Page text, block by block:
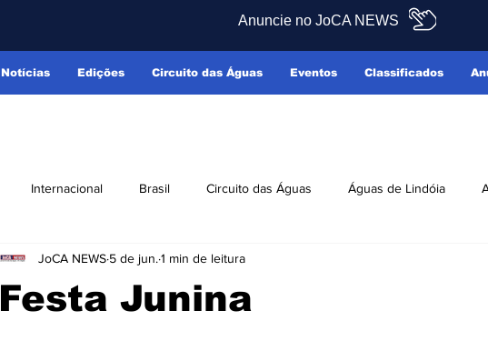
Notícias Edições Circuito das Águas Eventos Classificados
Anuncie no JoCA NEWS
Internacional Brasil Circuito das Águas Águas de Lindóia
Monte Alegre do Sul Pedreira
Festa Junina
JoCA NEWS 5 de jun. 1 min de leitura